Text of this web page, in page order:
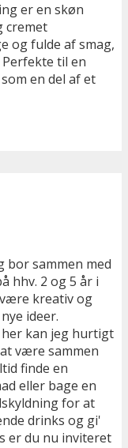
er en skøn
cremet
og fulde af smag,
til en
en del af et
bor sammen med
hhv. 2 og 5 år i
kreativ og
ideer.
kan jeg hurtigt
være sammen
finde en
eller bage en
for at
drinks og gi'
er du nu inviteret